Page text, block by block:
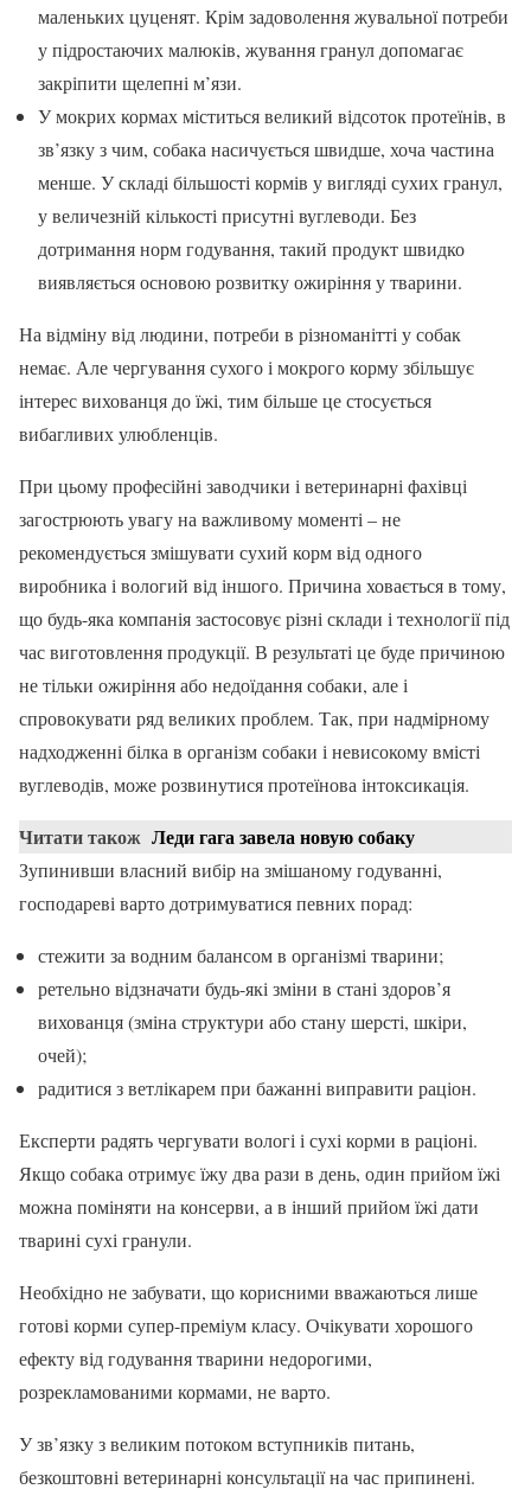
маленьких цуценят. Крім задоволення жувальної потреби
у підростаючих малюків, жування гранул допомагає
закріпити щелепні м’язи.
У мокрих кормах міститься великий відсоток протеїнів, в
зв’язку з чим, собака насичується швидше, хоча частина
менше. У складі більшості кормів у вигляді сухих гранул,
у величезній кількості присутні вуглеводи. Без
дотримання норм годування, такий продукт швидко
виявляється основою розвитку ожиріння у тварини.
На відміну від людини, потреби в різноманітті у собак
немає. Але чергування сухого і мокрого корму збільшує
інтерес вихованця до їжі, тим більше це стосується
вибагливих улюбленців.
При цьому професійні заводчики і ветеринарні фахівці
загострюють увагу на важливому моменті – не
рекомендується змішувати сухий корм від одного
виробника і вологий від іншого. Причина ховається в тому,
що будь-яка компанія застосовує різні склади і технології під
час виготовлення продукції. В результаті це буде причиною
не тільки ожиріння або недоїдання собаки, але і
спровокувати ряд великих проблем. Так, при надмірному
надходженні білка в організм собаки і невисокому вмісті
вуглеводів, може розвинутися протеїнова інтоксикація.
Читати також Леди гага завела новую собаку
Зупинивши власний вибір на змішаному годуванні,
господареві варто дотримуватися певних порад:
стежити за водним балансом в організмі тварини;
ретельно відзначати будь-які зміни в стані здоров’я
вихованця (зміна структури або стану шерсті, шкіри,
очей);
радитися з ветлікарем при бажанні виправити раціон.
Експерти радять чергувати вологі і сухі корми в раціоні.
Якщо собака отримує їжу два рази в день, один прийом їжі
можна поміняти на консерви, а в інший прийом їжі дати
тварині сухі гранули.
Необхідно не забувати, що корисними вважаються лише
готові корми супер-преміум класу. Очікувати хорошого
ефекту від годування тварини недорогими,
розрекламованими кормами, не варто.
У зв’язку з великим потоком вступників питань,
безкоштовні ветеринарні консультації на час припинені.